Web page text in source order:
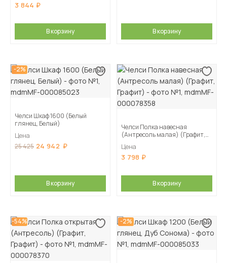
3 844
В корзину В корзину
-2%
Челси Шкаф 1600 (Белый
глянец, Белый)
Цена
25 425 24 942
В корзину
Челси Полка навесная
(Антресоль малая) (Графит,
Цена
3 798
В корзину
-54% -2%